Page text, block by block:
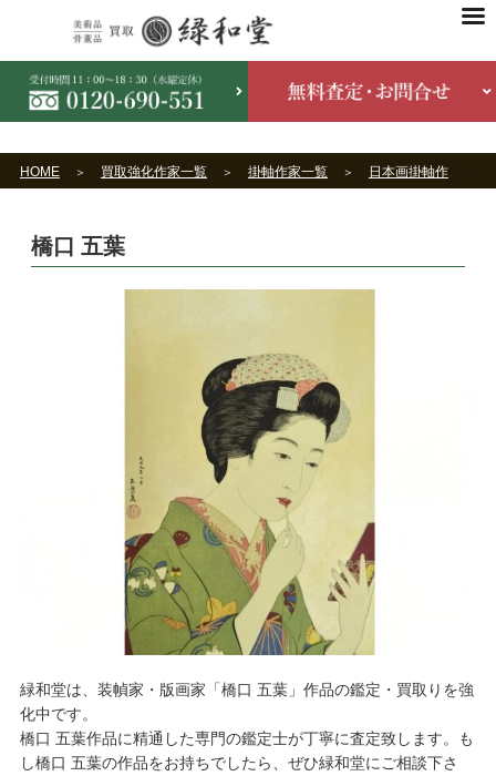
HOME 買取強化作家一覧 掛軸作家一覧 日本画掛軸作家一覧
橋口 五葉
緑和堂は、装幀家・版画家「橋口 五葉」作品の鑑定・買取りを強
化中です。
橋口 五葉作品に精通した専門の鑑定士が丁寧に査定致します。も
し橋口 五葉の作品をお持ちでしたら、ぜひ緑和堂にご相談下さ